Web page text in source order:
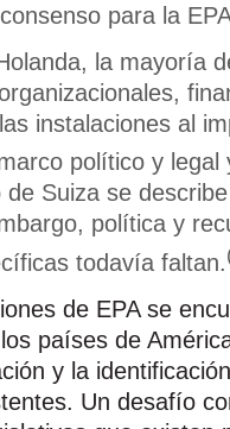
para la
la mayoría
instalaciones al
político y legal
Suiza se
política y
todavía faltan.
de EPA se
países de
y la
Un desafío